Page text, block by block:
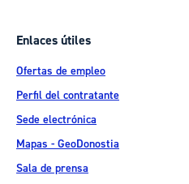
Enlaces útiles
Ofertas de empleo
Perfil del contratante
Sede electrónica
Mapas - GeoDonostia
Sala de prensa